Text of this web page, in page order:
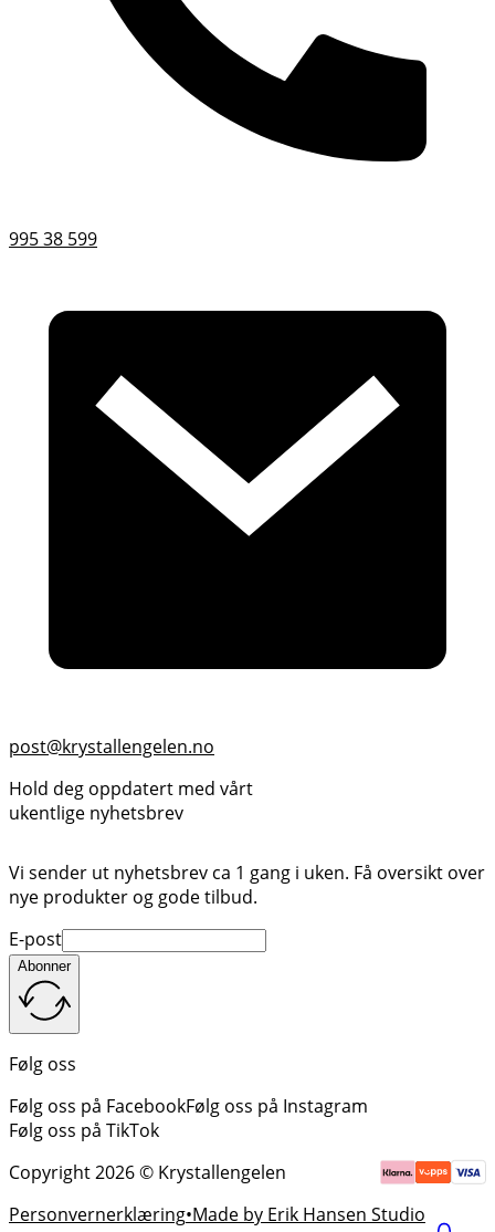
995 38 599
post@krystallengelen.no
Hold deg oppdatert med vårt
ukentlige nyhetsbrev
Vi sender ut nyhetsbrev ca 1 gang i uken. Få oversikt over
nye produkter og gode tilbud.
E-post
Abonner
Følg oss
Følg oss på FacebookFølg oss på Instagram
Følg oss på TikTok
Copyright 2026 © Krystallengelen
Personvernerklæring Made by Erik Hansen Studio